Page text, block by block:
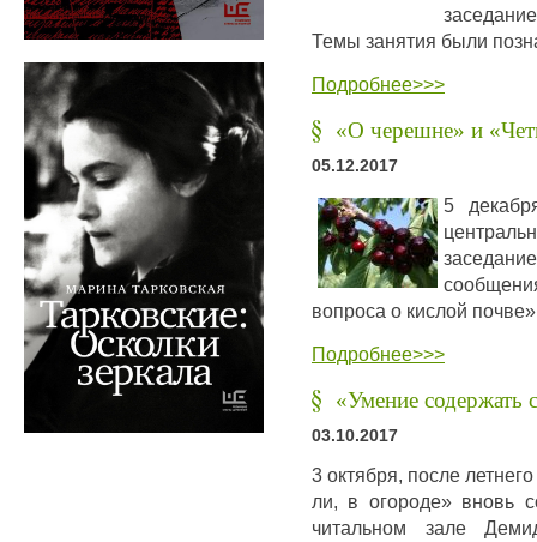
Темы занятия были
Подробнее>>>
«О черешне» и
05.12.2017
5
вопроса о кислой
Подробнее>>>
«Умение содержать
03.10.2017
3 октября, после
ли, в огороде» вновь
читальном зале